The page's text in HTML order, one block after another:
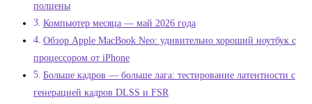
полцены
Компьютер месяца — май 2026 года
Обзор Apple MacBook Neo: удивительно хороший ноутбук с
процессором от iPhone
Больше кадров — больше лага: тестирование латентности с
генерацией кадров DLSS и FSR